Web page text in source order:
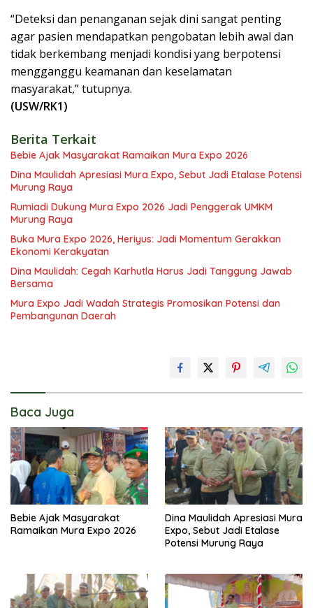
“Deteksi dan penanganan sejak dini sangat penting
agar pasien mendapatkan pengobatan lebih awal dan
tidak berkembang menjadi kondisi yang berpotensi
mengganggu keamanan dan keselamatan
masyarakat,” tutupnya.
(USW/RK1)
Berita Terkait
Bebie Ajak Masyarakat Ramaikan Mura Expo 2026
Dina Maulidah Apresiasi Mura Expo, Sebut Jadi Etalase Potensi
Murung Raya
Rumiadi Dukung Mura Expo 2026 Jadi Penggerak UMKM
Murung Raya
Buka Mura Expo 2026, Heriyus: Jadi Momentum Gerakkan
Ekonomi Kerakyatan
Dina Maulidah: Cegah Karhutla Harus Jadi Tanggung Jawab
Bersama
Mura Expo Jadi Wadah Strategis Promosikan Potensi dan
Pembangunan Daerah
Baca Juga
Bebie Ajak Masyarakat
Ramaikan Mura Expo 2026
Dina Maulidah Apresiasi Mura
Expo, Sebut Jadi Etalase
Potensi Murung Raya